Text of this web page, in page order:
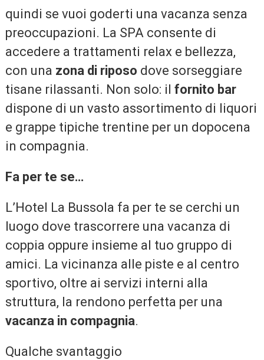
quindi se vuoi goderti una vacanza senza
preoccupazioni. La SPA consente di
accedere a trattamenti relax e bellezza,
con una zona di riposo dove sorseggiare
tisane rilassanti. Non solo: il fornito bar
dispone di un vasto assortimento di liquori
e grappe tipiche trentine per un dopocena
in compagnia.
Fa per te se…
L’Hotel La Bussola fa per te se cerchi un
luogo dove trascorrere una vacanza di
coppia oppure insieme al tuo gruppo di
amici. La vicinanza alle piste e al centro
sportivo, oltre ai servizi interni alla
struttura, la rendono perfetta per una
vacanza in compagnia.
Qualche svantaggio